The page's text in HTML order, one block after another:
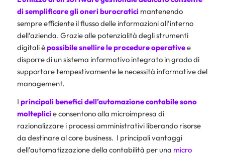
di semplificare gli oneri burocraticimantenendo
sempre efficiente il flusso delle informazioni all’interno
dell’azienda. Grazie alle potenzialità degli strumenti
digitali èpossibile snellire le procedure operativee
disporre di un sistema informativo integrato in grado di
supportare tempestivamente le necessità informative del
management.
I principali benefici dell’automazione contabile sono
molteplicie consentono alla microimpresa di
razionalizzare i processi amministrativi liberando risorse
da destinare al core business. I principali vantaggi
dell’automatizzazione della contabilità per una micro